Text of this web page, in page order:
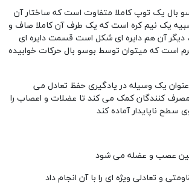
بال یک توپ کاملا متفاوت است که ساختار آن
یک نیم کره است که یک طرف آن کاملا صاف و
آن هم دایره ای شکل است قسمت دایره ای
است که میتوان توسط بوسو بال حرکات خوابیده
عنوان یک وسیله در یادگیری حفظ تعادل می
کنندگان کمک می کند تا عضلات و اعصاب را
سطح ناپایدار آماده کند
بین عصب و عضله می شود
و تعادلی ویژه ای را با آن انجام داد